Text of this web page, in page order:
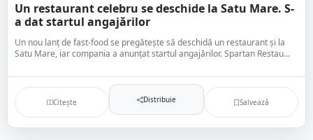
Un restaurant celebru se deschide la Satu Mare. S-
a dat startul angajărilor
Un nou lanț de fast-food se pregătește să deschidă un restaurant și la
Satu Mare, iar compania a anunțat startul angajărilor. Spartan Restau...
Citește Distribuie Salvează